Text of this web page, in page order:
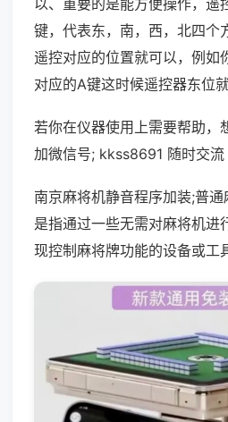
以、重要的是能方便操作，遥
键，代表东，南，西，北四个
遥控对应的位置就可以，例如
对应的A键这时候遥控器东位
若你在仪器使用上需要帮助，
加微信号; kkss8691 随时交流
南京麻将机静音程序加装;普
是指通过一些无需对麻将机进
现控制麻将牌功能的设备或工